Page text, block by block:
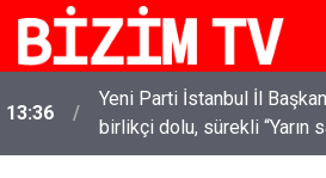
13:36
Yeni Parti İstanbul İl
birlikçi dolu, sürekli “Yarın
telefonları geliyor